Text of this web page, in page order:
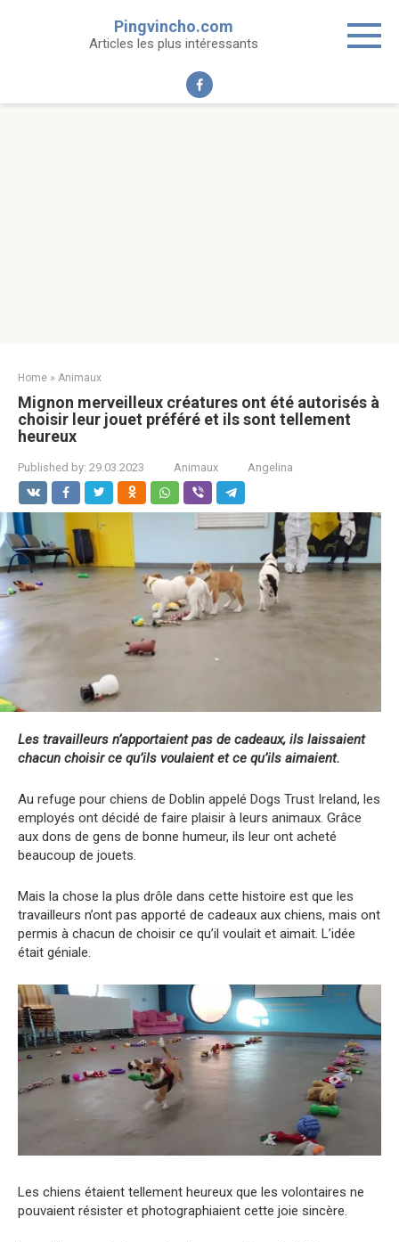
Pingvincho.com
Articles les plus intéressants
Home » Animaux
Mignon merveilleux créatures ont été autorisés à
choisir leur jouet préféré et ils sont tellement
heureux
Published by: 29.03.2023 Animaux Angelina
Les travailleurs n’apportaient pas de cadeaux, ils laissaient
chacun choisir ce qu’ils voulaient et ce qu’ils aimaient.
Au refuge pour chiens de Doblin appelé Dogs Trust Ireland, les
employés ont décidé de faire plaisir à leurs animaux. Grâce
aux dons de gens de bonne humeur, ils leur ont acheté
beaucoup de jouets.
Mais la chose la plus drôle dans cette histoire est que les
travailleurs n’ont pas apporté de cadeaux aux chiens, mais ont
permis à chacun de choisir ce qu’il voulait et aimait. L’idée
était géniale.
Les chiens étaient tellement heureux que les volontaires ne
pouvaient résister et photographiaient cette joie sincère.